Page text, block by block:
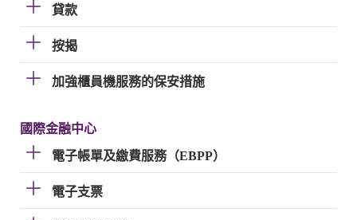
貸款
按揭
加強櫃員機服務的保安措施
國際金融中心
電子帳單及繳費服務（EBPP）
電子支票